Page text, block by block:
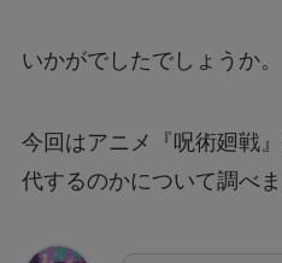
いかがでしたでしょうか。
今回はアニメ『呪術廻戦
代するのかについて調べま